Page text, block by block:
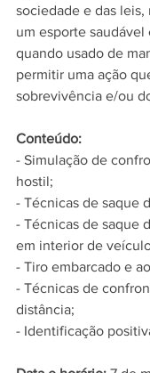
sociedade e das leis,
um esporte saudável
quando usado de
permitir uma ação
sobrevivência e/ou
Conteúdo:
- Simulação de
hostil;
- Técnicas de saque
- Técnicas de saque
em interior de
- Tiro embarcado e
- Técnicas de
distância;
- Identificação